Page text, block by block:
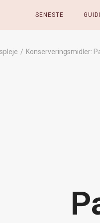
SENESTE
/ Konserveringsmidler: